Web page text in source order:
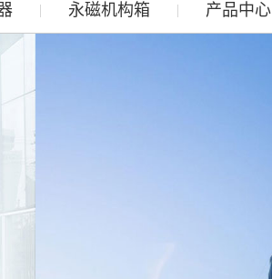
| 永磁机构箱 | 产品中心